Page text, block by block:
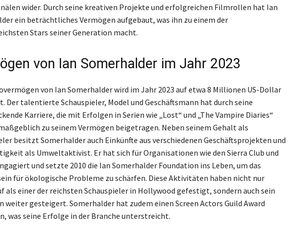
wider. Durch seine kreativen Projekte und erfolgreichen Filmrollen hat Ian
ein beträchtliches Vermögen aufgebaut, was ihn zu einem der
Stars seiner Generation macht.
von Ian Somerhalder im Jahr 2023
von Ian Somerhalder wird im Jahr 2023 auf etwa 8 Millionen US-Dollar
Der talentierte Schauspieler, Model und Geschäftsmann hat durch seine
Karriere, die mit Erfolgen in Serien wie „Lost“ und „The Vampire Diaries“
zu seinem Vermögen beigetragen. Neben seinem Gehalt als
besitzt Somerhalder auch Einkünfte aus verschiedenen Geschäftsprojekten und
als Umweltaktivist. Er hat sich für Organisationen wie den Sierra Club und
und setzte 2010 die Ian Somerhalder Foundation ins Leben, um das
für ökologische Probleme zu schärfen. Diese Aktivitäten haben nicht nur
als einer der reichsten Schauspieler in Hollywood gefestigt, sondern auch sein
weiter gesteigert. Somerhalder hat zudem einen Screen Actors Guild Award
was seine Erfolge in der Branche unterstreicht.